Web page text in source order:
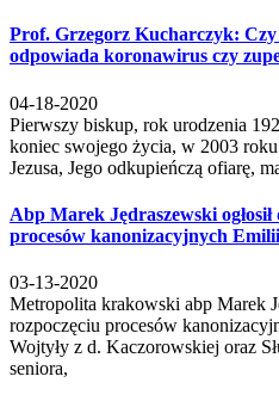
Prof. Grzegorz Kucharczyk: Czy
odpowiada koronawirus czy
04-18-2020
Pierwszy biskup, rok urodzenia
koniec swojego życia, w 2003
Jezusa, Jego odkupieńczą ofiarę,
Abp Marek Jędraszewski
procesów kanonizacyjnych
03-13-2020
Metropolita krakowski abp Marek
rozpoczęciu procesów
Wojtyły z d. Kaczorowskiej oraz
seniora,